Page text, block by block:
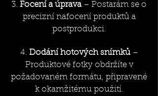
3. Focení a úprava– Postarám se o
precizní nafocení produktů a
postprodukci.
4. Dodání hotových snímků–
Produktové fotky obdržíte v
požadovaném formátu, připravené
k okamžitému použití.